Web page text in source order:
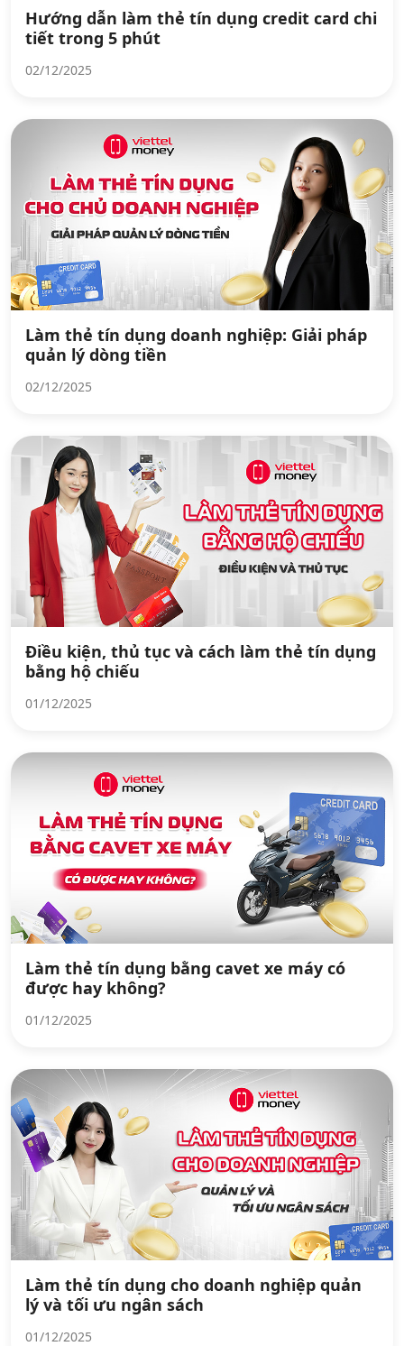
Hướng dẫn làm thẻ tín dụng credit card chi
tiết trong 5 phút
02/12/2025
Làm thẻ tín dụng doanh nghiệp: Giải pháp
quản lý dòng tiền
02/12/2025
Điều kiện, thủ tục và cách làm thẻ tín dụng
bằng hộ chiếu
01/12/2025
Làm thẻ tín dụng bằng cavet xe máy có
được hay không?
01/12/2025
Làm thẻ tín dụng cho doanh nghiệp quản
lý và tối ưu ngân sách
01/12/2025